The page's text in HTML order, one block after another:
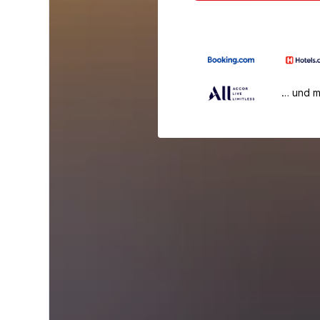
… und